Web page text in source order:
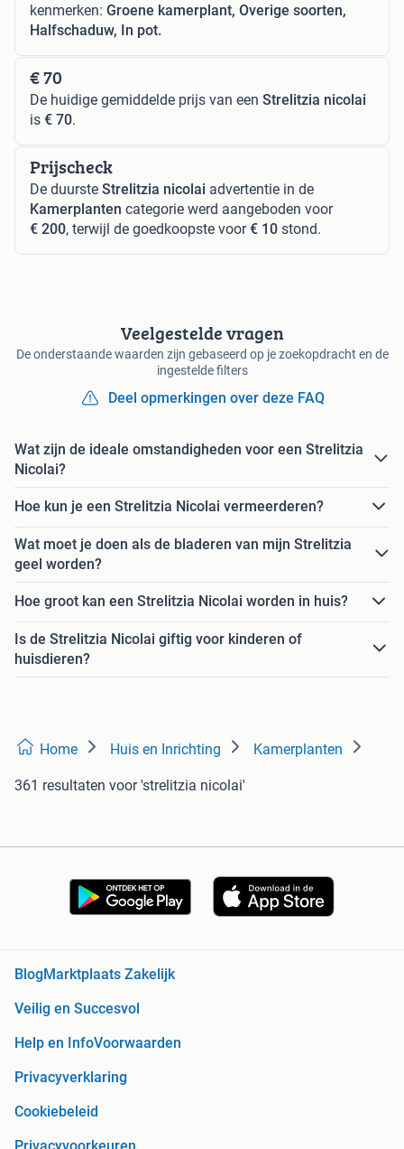
kenmerken: Groene kamerplant, Overige soorten,
Halfschaduw, In pot.
€ 70
De huidige gemiddelde prijs van een Strelitzia nicolai
is € 70.
Prijscheck
De duurste Strelitzia nicolai advertentie in de
Kamerplanten categorie werd aangeboden voor
€ 200, terwijl de goedkoopste voor€ 10 stond.
Veelgestelde vragen
De onderstaande waarden zijn gebaseerd op je zoekopdracht en de
ingestelde filters
Deel opmerkingen over deze FAQ
Wat zijn de ideale omstandigheden voor een Strelitzia
Nicolai?
Hoe kun je een Strelitzia Nicolai vermeerderen?
Wat moet je doen als de bladeren van mijn Strelitzia
geel worden?
Hoe groot kan een Strelitzia Nicolai worden in huis?
Is de Strelitzia Nicolai giftig voor kinderen of
huisdieren?
Home Huis en Inrichting Kamerplanten
361 resultaten voor 'strelitzia nicolai'
BlogMarktplaats Zakelijk
Veilig en Succesvol
Help en InfoVoorwaarden
Privacyverklaring
Cookiebeleid